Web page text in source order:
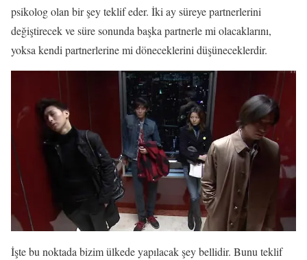
psikolog olan bir şey teklif eder. İki ay süreye partnerlerini
değiştirecek ve süre sonunda başka partnerle mi olacaklarını,
yoksa kendi partnerlerine mi döneceklerini düşüneceklerdir.
İşte bu noktada bizim ülkede yapılacak şey bellidir. Bunu teklif